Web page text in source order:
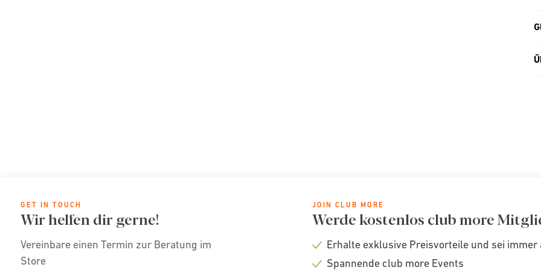
GET IN TOUCH
Wir helfen dir gerne!
Vereinbare einen Termin zur Beratung im
Store
JOIN CLUB MORE
Werde kostenlos club more
Check
Erhalte exklusive Preisvorteile und sei
Spannende club more Events